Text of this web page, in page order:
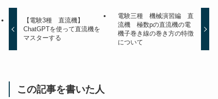
【電験3種 直流機】
ChatGPTを使って直流機を
マスターする
電験三種 機械演習編 直
流機 極数pの直流機の電
機子巻き線の巻き方の特徴
について
この記事を書いた人